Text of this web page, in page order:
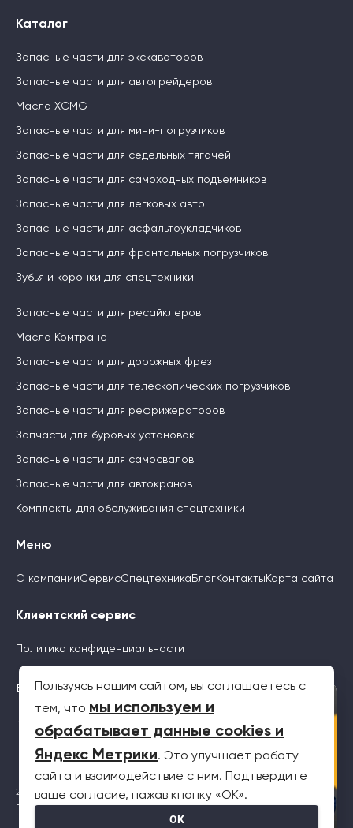
Каталог
Запасные части для экскаваторов
Запасные части для автогрейдеров
Масла XCMG
Запасные части для мини-погрузчиков
Запасные части для седельных тягачей
Запасные части для самоходных подъемников
Запасные части для легковых авто
Запасные части для асфальтоукладчиков
Запасные части для фронтальных погрузчиков
Зубья и коронки для спецтехники
Запасные части для ресайклеров
Масла Комтранс
Запасные части для дорожных фрез
Запасные части для телескопических погрузчиков
Запасные части для рефрижераторов
Запчасти для буровых установок
Запасные части для самосвалов
Запасные части для автокранов
Комплекты для обслуживания спецтехники
Меню
О компанииСервисСпецтехника БлогКонтакты Карта сайта
Клиентский сервис
Политика конфиденциальности
Будьте с нами
2026 © Все права защищены. Информация на сайте не является
публичной офертой
Пользуясь нашим сайтом, вы соглашаетесь с
тем, что мы используем и
обрабатывает данные cookies и
Яндекс Метрики. Это улучшает работу
сайта и взаимодействие с ним. Подтвердите
ваше согласие, нажав кнопку «OK».
OK